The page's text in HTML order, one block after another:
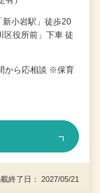
小岩駅」徒歩20
区役所前」下車 徒
から応相談 ※保育
終了日： 2027/05/21